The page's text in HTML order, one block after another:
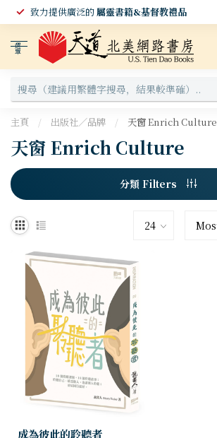
致力提供廣泛的屬靈書籍&基督教禮品
選
單
主頁 / 出版社／品牌 / 天窗 Enrich Culture
天窗 Enrich Culture
分類 Filters
成為彼此的聆聽者